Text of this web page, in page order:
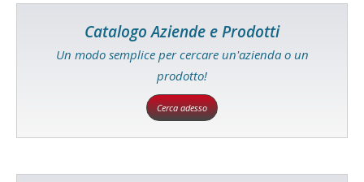
Catalogo Aziende e Prodotti
Un modo semplice per cercare un'azienda o un
prodotto!
Cerca adesso